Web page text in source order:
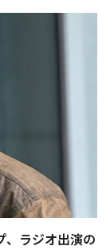
、ラジオ出演の